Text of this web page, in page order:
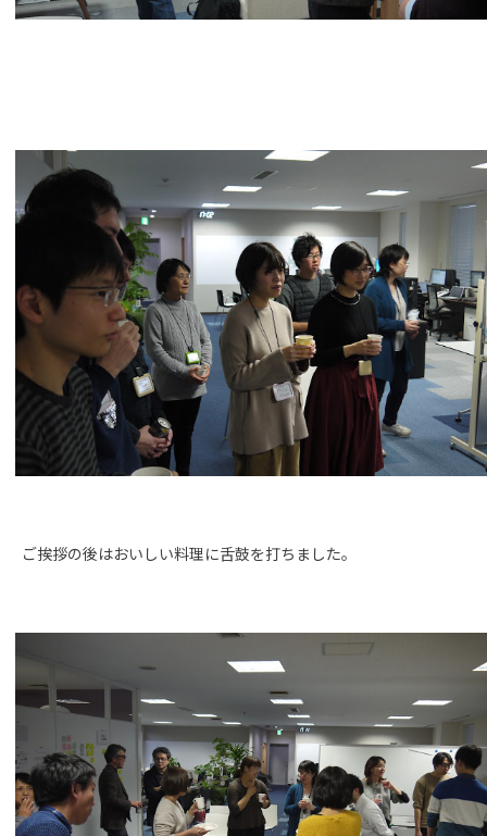
ご挨拶の後はおいしい料理に舌鼓を打ちました。